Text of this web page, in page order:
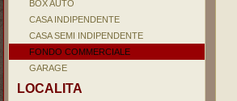
BOX AUTO
CASA INDIPENDENTE
CASA SEMI INDIPENDENTE
FONDO COMMERCIALE
GARAGE
LOCALITA